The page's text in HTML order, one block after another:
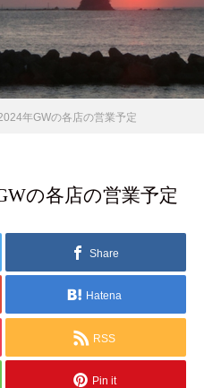
年GWの各店の営業予定
の各店の営業予定
Share
Hatena
RSS
Pin it